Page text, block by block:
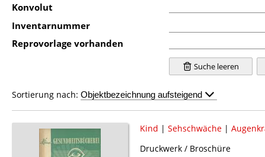
Konvolut
Inventarnummer
Reprovorlage vorhanden
Suche leeren
Sortierung nach:
Kind | Sehschwäche|
Druckwerk / Broschüre